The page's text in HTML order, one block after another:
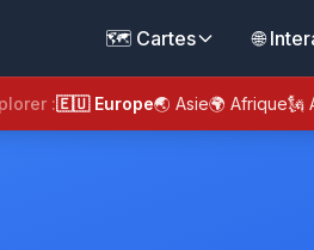
🗺️ Cartes 🌐
:🇪🇺 Europe🌏 Asie🌍 Afrique🗽